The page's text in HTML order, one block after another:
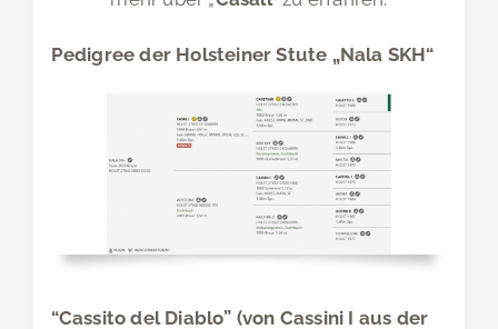
Pedigree der Holsteiner Stute „Nala SKH“
“Cassito del Diablo” (von Cassini I aus der